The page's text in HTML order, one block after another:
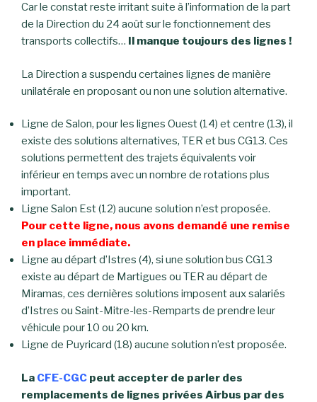
Car le constat reste irritant suite à l’information de la part
de la Direction du 24 août sur le fonctionnement des
transports collectifs… Il manque toujours des lignes !
La Direction a suspendu certaines lignes de manière
unilatérale en proposant ou non une solution alternative.
Ligne de Salon, pour les lignes Ouest (14) et centre (13), il
existe des solutions alternatives, TER et bus CG13. Ces
solutions permettent des trajets équivalents voir
inférieur en temps avec un nombre de rotations plus
important.
Ligne Salon Est (12) aucune solution n’est proposée.
Pour cette ligne, nous avons demandé une remise
en place immédiate.
Ligne au départ d’Istres (4), si une solution bus CG13
existe au départ de Martigues ou TER au départ de
Miramas, ces dernières solutions imposent aux salariés
d’Istres ou Saint-Mitre-les-Remparts de prendre leur
véhicule pour 10 ou 20 km.
Ligne de Puyricard (18) aucune solution n’est proposée.
La CFE-CGC peut accepter de parler des
remplacements de lignes privées Airbus par des